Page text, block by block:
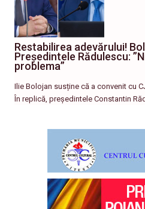
Restabilirea adevărului!
Președintele Rădulescu:
problema”
Ilie Bolojan susține că a convenit cu
În replică, președintele Constantin